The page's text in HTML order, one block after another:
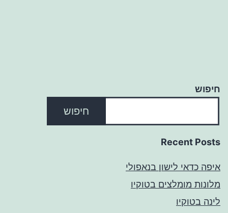
חיפוש
חיפוש
Recent Posts
איפה כדאי לישון בנאפולי
מלונות מומלצים בטוקיו
לינה בטוקיו